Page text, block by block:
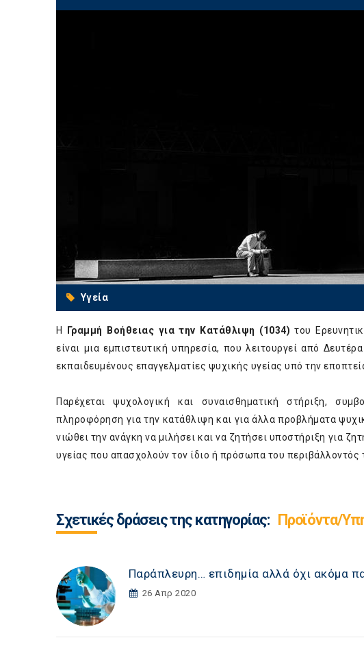
Υγεία
Η Γραμμή Βοήθειας για την Κατάθλιψη (1034) του
είναι μια εμπιστευτική υπηρεσία, που λειτουργεί από
εκπαιδευμένους επαγγελματίες ψυχικής υγείας υπό την
Παρέχεται ψυχολογική και συναισθηματική στήριξη,
πληροφόρηση για την κατάθλιψη και για άλλα προβλήματα
νιώθει την ανάγκη να μιλήσει και να ζητήσει υποστήριξη για
υγείας που απασχολούν τον ίδιο ή πρόσωπα του περιβάλλοντός
Σχετικές δράσεις της κατηγορίας: Προϊόντα/
Παράπλευρη… επιδημία αλλά όχι ακόμα
26 Απρ 2020